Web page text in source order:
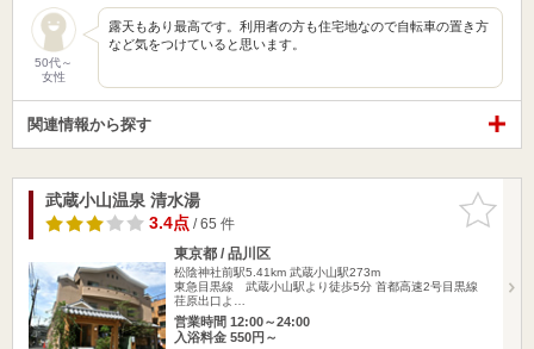
50代～
女性
露天もあり最高です。利用者の方も住宅地なので自転車の置き方
など気をつけていると思います。
関連情報から探す
お気に入
りに追加
武蔵小山温泉 清水湯
3.4点/ 65 件
東京都 / 品川区
松陰神社前駅5.41km 武蔵小山駅273m
東急目黒線 武蔵小山駅より徒歩5分 首都高速2号目黒線
荏原出口よ…
営業時間 12:00～24:00
入浴料金 550円～